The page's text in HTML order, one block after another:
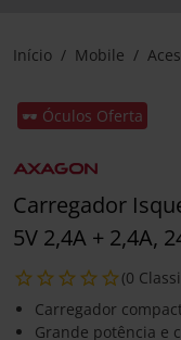
Início Mobile
🕶️ Óculos Oferta
Carregador
5V 2,4A + 2,4A,
(0
Carregador
Grande potência e